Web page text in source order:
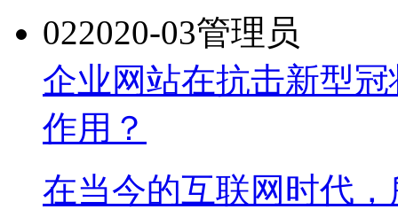
022020-03管理员
企业网站在抗击新型
作用？
在当今的互联网时代